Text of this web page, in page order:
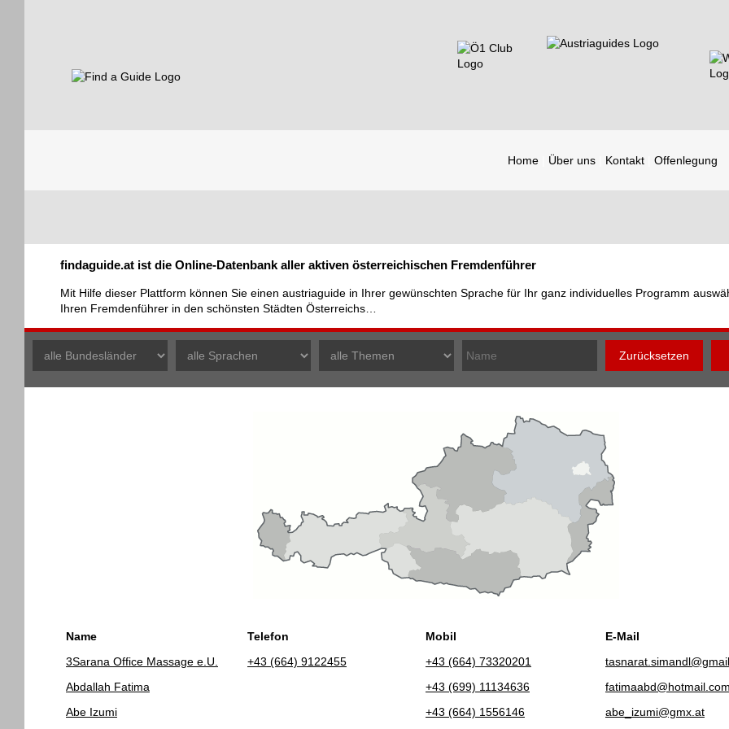
Home Über uns Kontakt Offenlegung
Tourist
findaguide.at ist die Online-Datenbank aller aktiven österreichischen Fremdenführer
Mit Hilfe dieser Plattform können Sie einen austriaguide in Ihrer gewünschten Sprache für Ihr ganz individuelles Programm
Ihren Fremdenführer in den schönsten Städten Österreichs…
Name Telefon Mobil
E-Mail
3Sarana Office Massage e.U.
+43 (664) 9122455 +43 (664) 73320201
Abdallah Fatima
+43 (699) 11134636
fatimaabd@hotmail.com
Abe Izumi
+43 (664) 1556146
abe_izumi@gmx.at